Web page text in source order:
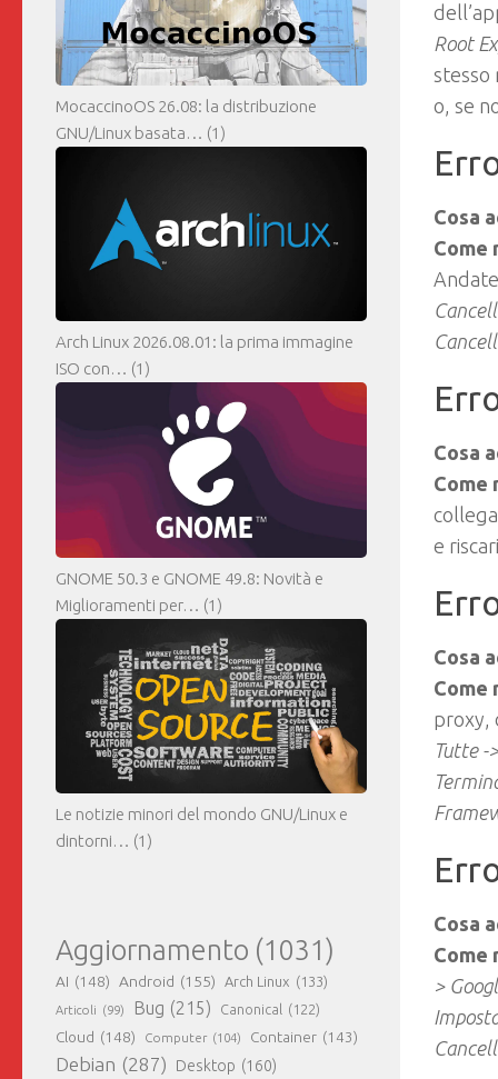
Root
stesso
o, se
Cosa
Come
Cosa
Come
e
Cosa
Come
proxy,
Tutte -
Cosa
Come
>
MocaccinoOS 26.08: la distribuzione
GNU/Linux basata… (1)
Arch Linux 2026.08.01: la prima immagine
ISO con… (1)
GNOME 50.3 e GNOME 49.8: Novità e
Miglioramenti per… (1)
Le notizie minori del mondo GNU/Linux e
dintorni… (1)
Aggiornamento (1031)
AI (148) Android (155) Arch Linux (133)
Articoli (99) Bug (215) Canonical (122)
Cloud (148) Computer (104) Container (143)
Debian (287) Desktop (160)